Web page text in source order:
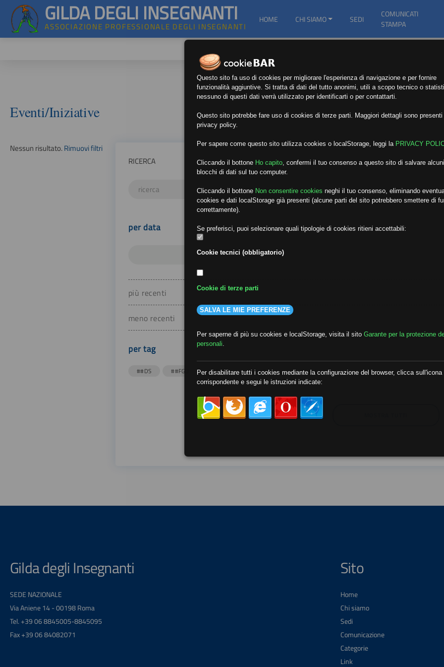
GILDA DEGLI INSEGNANTI
ASSOCIAZIONE PROFESSIONALE DEGLI INSEGNANTI
HOME CHI SIAMO SEDI
COMUNICATI
STAMPA
Eventi/Iniziative
Nessun risultato.Rimuovi filtri
RICERCA
per data
più recenti
meno recenti
per tag
##DS ##FGU ##Gilda ##audoizioni ##autonomia
Gilda degli Insegnanti
SEDE NAZIONALE
Via Aniene 14 - 00198 Roma
Tel. +39 06 8845005-8845095
Fax +39 06 84082071
Sito
Home
Chi siamo
Sedi
Comunicazione
Categorie
Link
Questo sito fa uso di cookies per migliorare l'esperienza di navigazione e per fornire
funzionalità aggiuntive. Si tratta di dati del tutto anonimi, utili a scopo tecnico o
nessuno di questi dati verrà utilizzato per identificarti o per contattarti.
Questo sito potrebbe fare uso di cookies di terze parti. Maggiori dettagli sono
privacy policy.
Per sapere come questo sito utilizza cookies o localStorage, leggi la PRIVACY
Cliccando il bottone Ho capito confermi il tuo consenso a questo sito di salvare
blocchi di dati sul tuo computer.
Cliccando il bottone Non consentire cookies neghi il tuo consenso, eliminando
cookies e dati localStorage già presenti (alcune parti del sito potrebbero smettere di
correttamente).
Se preferisci, puoi selezionare quali tipologie di cookies ritieni accettabili:
Cookie tecnici (obbligatorio)
Cookie di terze parti
SALVA LE MIE PREFERENZE
Per saperne di più su cookies e localStorage, visita il sito Garante per la protezione
personali
Per disabilitare tutti i cookies mediante la configurazione del browser, clicca sull'icona
corrispondente e segui le istruzioni indicate: